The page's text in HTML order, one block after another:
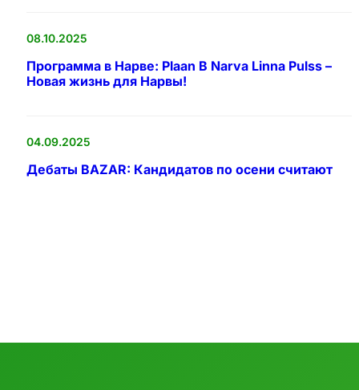
08.10.2025
Программа в Нарве: Plaan B Narva Linna Pulss –
Новая жизнь для Нарвы!
04.09.2025
Дебаты BAZAR: Кандидатов по осени считают